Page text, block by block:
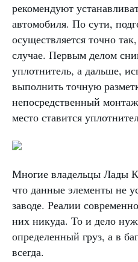
рекомендуют
автомобиля. По сути,
осуществляется точно
случае. Первым делом
уплотнитель, а дальше,
выполнить точную
непосредственный
место ставится
Многие владельцы Лады
что данные элементы не
заводе. Реалии
них никуда. То и дело
определенный груз, а в
всегда.